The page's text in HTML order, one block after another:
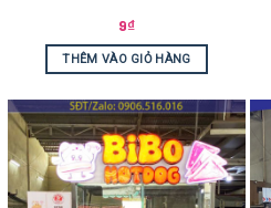
9₫
THÊM VÀO GIỎ HÀNG